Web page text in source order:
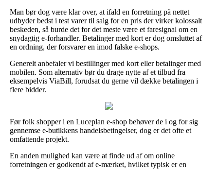
Man bør dog være klar over, at ifald en forretning på nettet
udbyder bedst i test varer til salg for en pris der virker kolossalt
beskeden, så burde det for det meste være et faresignal om en
snydagtig e-forhandler. Betalinger med kort er dog omsluttet af
en ordning, der forsvarer en imod falske e-shops.
Generelt anbefaler vi bestillinger med kort eller betalinger med
mobilen. Som alternativ bør du drage nytte af et tilbud fra
eksempelvis ViaBill, forudsat du gerne vil dække betalingen i
flere bidder.
Før folk shopper i en Luceplan e-shop behøver de i og for sig
gennemse e-butikkens handelsbetingelser, dog er det ofte et
omfattende projekt.
En anden mulighed kan være at finde ud af om online
forretningen er godkendt af e-mærket, hvilket typisk er en